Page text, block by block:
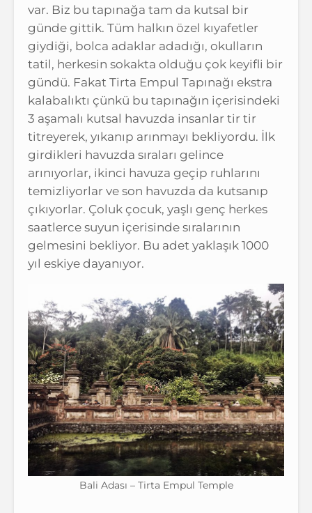
var. Biz bu tapınağa tam da kutsal bir
günde gittik. Tüm halkın özel kıyafetler
giydiği, bolca adaklar adadığı, okulların
tatil, herkesin sokakta olduğu çok keyifli bir
gündü. Fakat Tirta Empul Tapınağı ekstra
kalabalıktı çünkü bu tapınağın içerisindeki
3 aşamalı kutsal havuzda insanlar tir tir
titreyerek, yıkanıp arınmayı bekliyordu. İlk
girdikleri havuzda sıraları gelince
arınıyorlar, ikinci havuza geçip ruhlarını
temizliyorlar ve son havuzda da kutsanıp
çıkıyorlar. Çoluk çocuk, yaşlı genç herkes
saatlerce suyun içerisinde sıralarının
gelmesini bekliyor. Bu adet yaklaşık 1000
yıl eskiye dayanıyor.
Bali Adası – Tirta Empul Temple